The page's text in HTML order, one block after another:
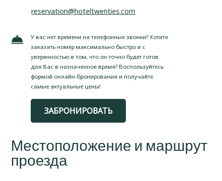
reservation@hoteltwenties.com
У вас нет времени на телефонные звонки? Хотите
заказать номер максимально быстро и с
уверенностью в том, что он точно будет готов
для Вас в назначенное время? Воспользуйтесь
формой онлайн-бронирования и получайте
самые актуальные цены!
ЗАБРОНИРОВАТЬ
Местоположение и маршрут
проезда